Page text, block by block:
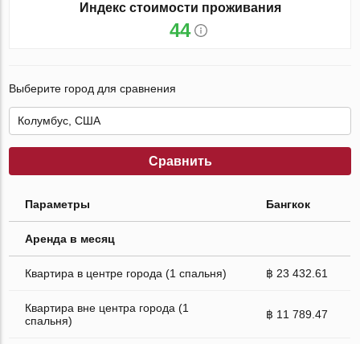
Индекс стоимости проживания
44
Выберите город для сравнения
Сравнить
Параметры Бангкок
Аренда в месяц
Квартира в центре города (1 спальня) ฿ 23 432.61
Квартира вне центра города (1
спальня)
฿ 11 789.47